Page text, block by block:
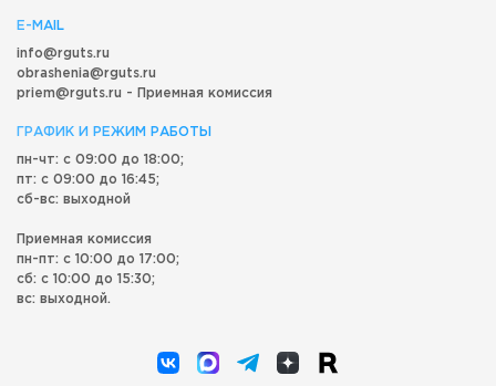
E-MAIL
info@rguts.ru
obrashenia@rguts.ru
priem@rguts.ru - Приемная комиссия
ГРАФИК И РЕЖИМ РАБОТЫ
пн-чт: с 09:00 до 18:00;
пт: с 09:00 до 16:45;
сб-вс: выходной
Приемная комиссия
пн-пт: с 10:00 до 17:00;
сб: с 10:00 до 15:30;
вс: выходной.